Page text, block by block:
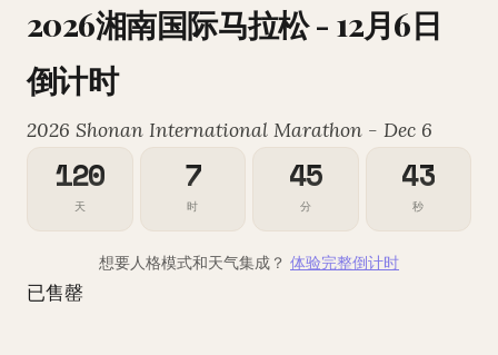
2026湘南国际马拉松 - 12月6日
倒计时
2026 Shonan International Marathon - Dec 6
120
天
7
时
45
分
42
秒
想要人格模式和天气集成？ 体验完整倒计时
已售罄